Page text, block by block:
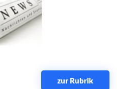
zur Rubrik